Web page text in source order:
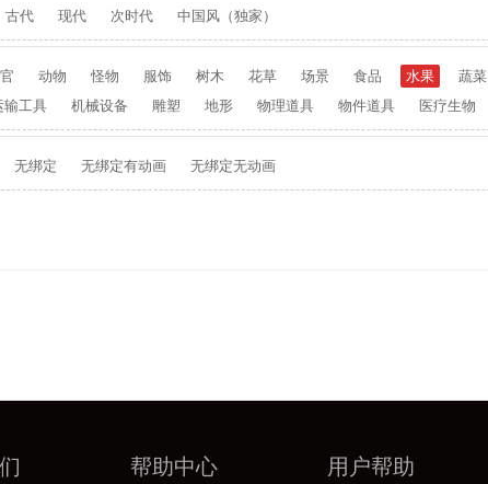
古代 现代 次时代 中国风（独家）
动物 怪物 服饰 树木 花草 场景 食品 水果 蔬菜
输工具 机械设备 雕塑 地形 物理道具 物件道具 医疗生物
无绑定 无绑定有动画 无绑定无动画
帮助中心 用户帮助